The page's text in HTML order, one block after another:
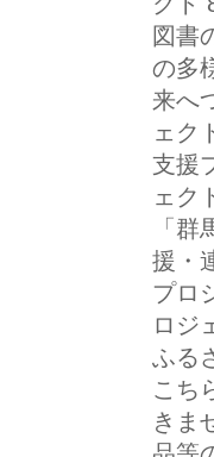
図書
の多
来へ
ェク
支援
ェク
「
援・
プロ
ロジ
ふる
こち
きま